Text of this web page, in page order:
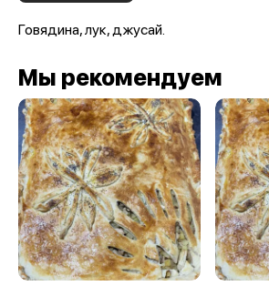
Говядина, лук, джусай.
Мы рекомендуем